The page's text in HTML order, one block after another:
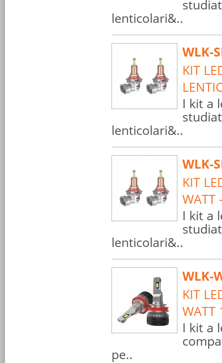
lenticolari&..
WLK-
KIT
I kit a
lenticolari&..
WLK-
KIT
WATT
I kit a
lenticolari&..
WLK-
KIT
WATT
I kit a
pe..